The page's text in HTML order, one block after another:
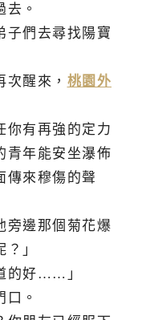
。
們去尋找陽寶
醒來， 桃園外
有再強的定力
青年能安坐瀑佈
傳來穆傷的聲
邊那個菊花爆
」
好……」
。